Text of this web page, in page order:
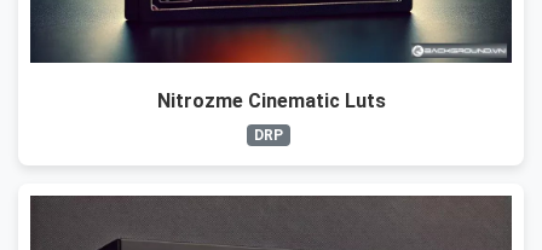
Nitrozme Cinematic Luts
DRP